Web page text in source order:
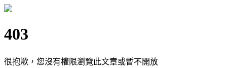
403
很抱歉，您沒有權限瀏覽此文章或暫不開放